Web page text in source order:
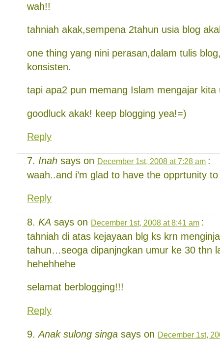
wah!!
tahniah akak,sempena 2tahun usia blog
one thing yang nini perasan,dalam tulis
konsisten.
tapi apa2 pun memang Islam mengajar
goodluck akak! keep blogging yea!=)
Reply
Inah says on December 1st, 2008 at 7:28 am :
waah..and i’m glad to have the opprtunity
Reply
KA says on December 1st, 2008 at 8:41 am :
tahniah di atas kejayaan blg ks krn
tahun…seoga dipanjngkan umur ke 30 thn
hehehhehe
selamat berblogging!!!
Reply
Anak sulong singa says on December 1st,